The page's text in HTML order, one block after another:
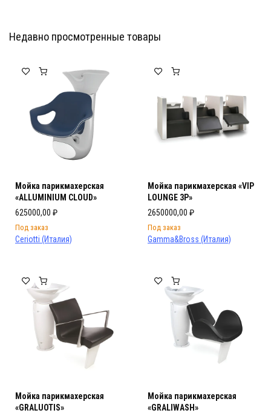
Недавно просмотренные товары
Мойка парикмахерская
«ALLUMINIUM CLOUD»
625000,00 ₽
Под заказ
Ceriotti (Италия)
Мойка парикмахерская «VIP
LOUNGE 3P»
2650000,00 ₽
Под заказ
Gamma&Bross (Италия)
Мойка парикмахерская
«GRALUOTIS»
Мойка парикмахерская
«GRALIWASH»